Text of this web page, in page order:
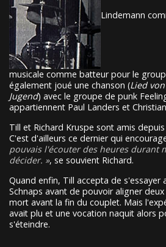
Lindemann
musicale comme batteur pour le
également joué une chanson (Lied
Jugend) avec le groupe de punk
appartiennent Paul Landers et
Till et Richard Kruspe sont amis
C'est d'ailleurs ce dernier qui
pouvais l'écouter des heures durant
décider.
, se souvient Richard.
Quand enfin, Till accepta de s'essayer
Schnaps avant de pouvoir aligner
mort avant la fin du couplet. Mais
avait plu et une vocation naquit alors
s'éteindre.